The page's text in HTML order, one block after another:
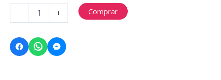
-
ONZA
PLATA
999.9
+ Comprar